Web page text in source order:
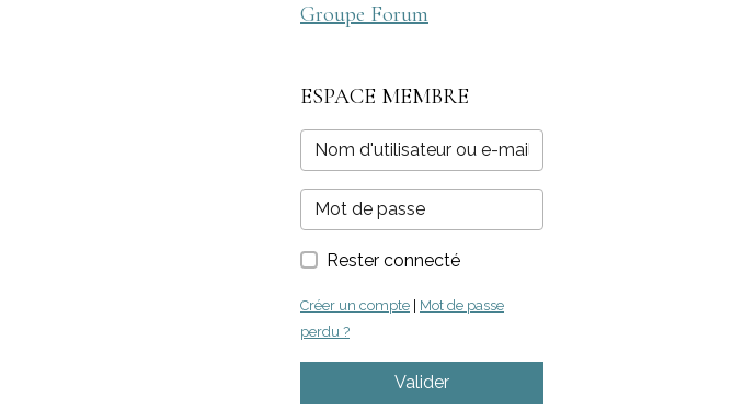
Groupe Forum
ESPACE MEMBRE
Rester connecté
Créer un compte
Mot de passe
perdu ?
Valider